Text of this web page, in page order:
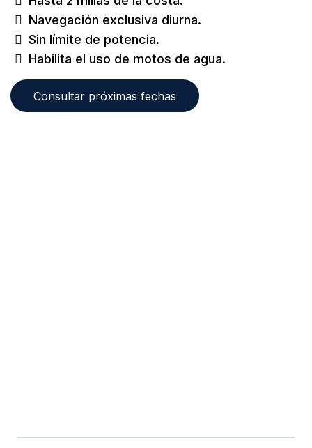
Navegación exclusiva diurna.
Sin límite de potencia.
Habilita el uso de motos de agua.
Consultar próximas fechas